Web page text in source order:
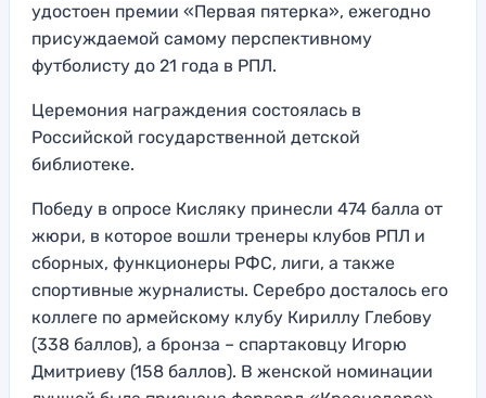
удостоен премии «Первая пятерка», ежегодно
присуждаемой самому перспективному
футболисту до 21 года в РПЛ.
Церемония награждения состоялась в
Российской государственной детской
библиотеке.
Победу в опросе Кисляку принесли 474 балла от
жюри, в которое вошли тренеры клубов РПЛ и
сборных, функционеры РФС, лиги, а также
спортивные журналисты. Серебро досталось его
коллеге по армейскому клубу Кириллу Глебову
(338 баллов), а бронза – спартаковцу Игорю
Дмитриеву (158 баллов). В женской номинации